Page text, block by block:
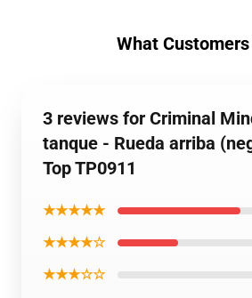
What Customers
3 reviews for Criminal
tanque - Rueda arriba
Top TP0911
★★★★★
★★★★☆
★★★☆☆